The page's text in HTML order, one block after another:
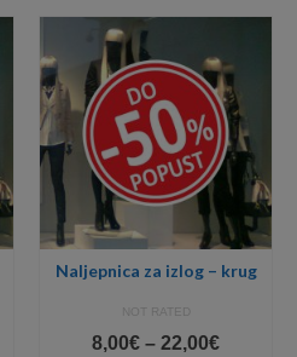
Naljepnica za izlog – krug
NOT RATED
8,00€ – 22,00€Price